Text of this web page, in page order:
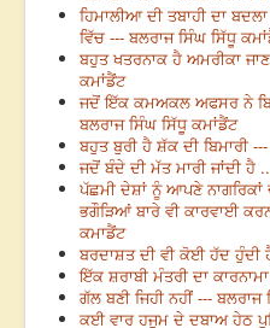
ਹਿਮਾਲੀਆ ਦੀ ਤਬਾਹੀ ਦਾ
ਵਿੱਚ --- ਬਲਰਾਜ ਸਿੰਘ ਸਿੱਧੂ
ਬਹੁਤ ਖਤਰਨਾਕ ਹੈ ਅਮਰੀਕਾ
ਕਮਾਂਡੈਂਟ
ਜਦੋਂ ਇੱਕ ਕਮਅਕਲ ਅਫਸਰ ਨੇ
ਬਲਰਾਜ ਸਿੰਘ ਸਿੱਧੂ ਕਮਾਂਡੈਂਟ
ਬਹੁਤ ਬੁਰੀ ਹੈ ਸ਼ੱਕ ਦੀ ਬਿਮਾਰੀ
ਜਦੋਂ ਬੰਦੇ ਦੀ ਮੱਤ ਮਾਰੀ ਜਾਂਦੀ ਹੈ
ਪੱਛਮੀ ਦੇਸ਼ਾਂ ਨੂੰ ਆਪਣੇ ਨਾਗਰਿਕਾਂ
ਭਗੌੜਿਆਂ ਬਾਰੇ ਵੀ ਕਾਰਵਾਈ
ਕਮਾਡੈਂਟ
ਬਰਦਾਸ਼ਤ ਦੀ ਵੀ ਕੋਈ ਹੱਦ ਹੁੰਦੀ
ਇੱਕ ਸ਼ਰਾਬੀ ਮੰਤਰੀ ਦਾ
ਗੱਲ ਬਣੀ ਜਿਹੀ ਨਹੀਂ ---
ਕਈ ਵਾਰ ਹਜੂਮ ਦੇ ਦਬਾਅ ਹੇਠ